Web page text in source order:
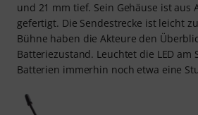
und 21 mm tief. Sein Gehäuse ist aus
gefertigt. Die Sendestrecke ist leicht
Bühne haben die Akteure den
Batteriezustand. Leuchtet die LED am
Batterien immerhin noch etwa eine